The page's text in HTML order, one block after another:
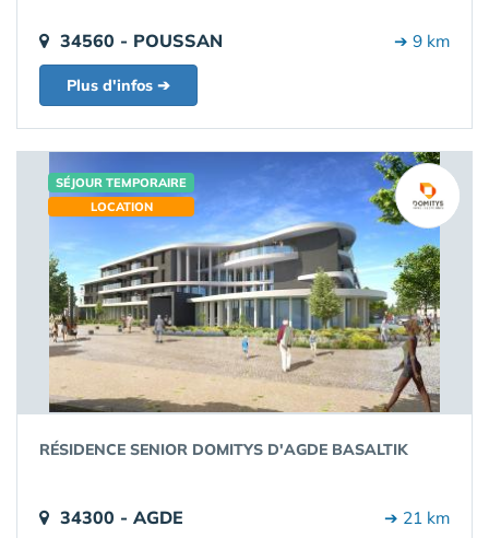
34560 - POUSSAN ➔ 9 km
Plus d'infos ➔
SÉJOUR TEMPORAIRE
LOCATION
RÉSIDENCE SENIOR DOMITYS D'AGDE BASALTIK
34300 - AGDE ➔ 21 km